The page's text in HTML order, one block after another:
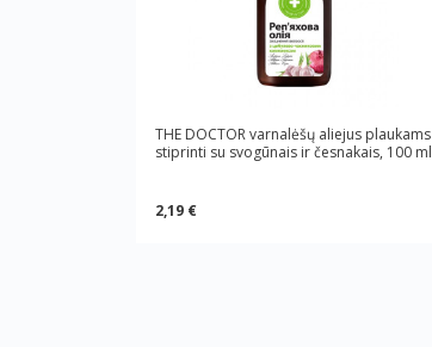
THE DOCTOR varnalėšų aliejus plaukams
stiprinti su svogūnais ir česnakais, 100 ml
2,19 €